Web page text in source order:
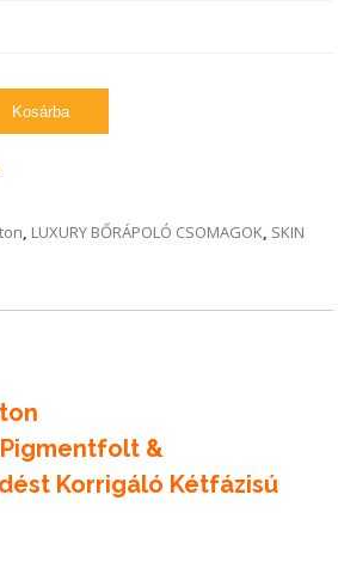
Kosárba
, LUXURY BŐRÁPOLÓ CSOMAGOK, SKIN
&
Korrigáló Kétfázisú